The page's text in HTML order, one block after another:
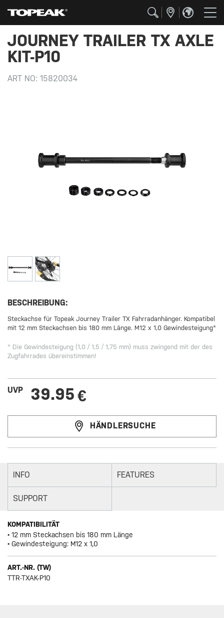
JOURNEY TRAILER TX AXLE
KIT-P10
ART NO: 15820034
BESCHREIBUNG:
Steckachse für Topeak Journey Trailer TX Fahrradanhänger. Kompatibel
mit 12 mm Steckachsen bis 180 mm Länge. M12 x 1,0 Gewindesteigung*
* Die Gewindesteigung (1,0 / 1,5 / 1,75 mm) muss zwingend mit der des
Zugfahrrades übereinstimmen!
UVP 39.95 €
HÄNDLERSUCHE
INFO FEATURES
SUPPORT
KOMPATIBILITÄT
• 12 mm Steckachsen bis 180 mm Länge
• Gewindesteigung: M12 x 1,0
ART.-NR. (TW)
TTR-TXAK-P10